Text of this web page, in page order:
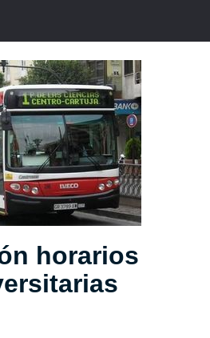
horarios